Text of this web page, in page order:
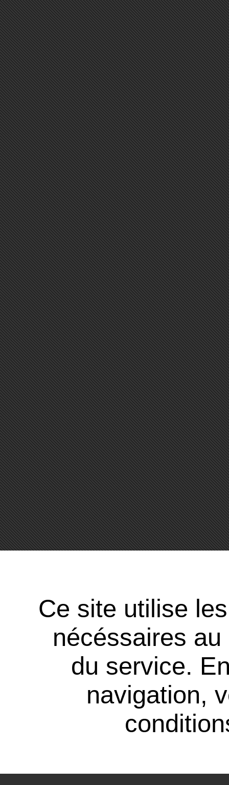
Ce site utilise
nécéssaires
du service.
navigation,